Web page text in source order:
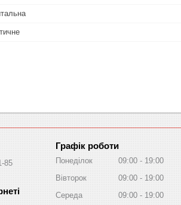
85
Графік роботи
Понеділок 09:00
19:00
Вівторок
09:00
19:00
Середа
09:00 19:00